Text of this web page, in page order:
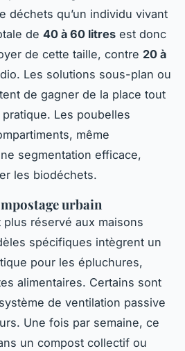
déchets qu’un individu vivant
de 40 à 60 litres est donc
de cette taille, contre 20 à
Les solutions sous-plan ou
de gagner de la place tout
Les poubelles
même
segmentation efficace,
les biodéchets.
urbain
plus réservé aux maisons
spécifiques intègrent un
pour les épluchures,
alimentaires. Certains sont
de ventilation passive
Une fois par semaine, ce
un compost collectif ou